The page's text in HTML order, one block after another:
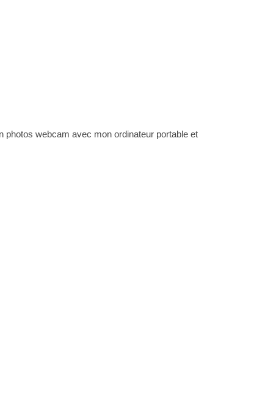
photos webcam avec mon ordinateur portable et